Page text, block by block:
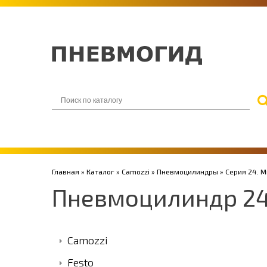
Главная » Каталог » Camozzi » Пневмоцилиндры » Серия 24.
Пневмоцилиндр
Camozzi
Festo